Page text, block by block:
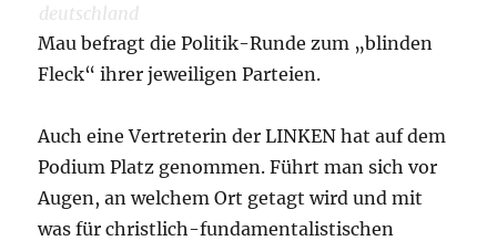
deutschland
Mau befragt die Politik-Runde zum „blinden
Fleck“ ihrer jeweiligen Parteien.
Auch eine Vertreterin der LINKEN hat auf dem
Podium Platz genommen. Führt man sich vor
Augen, an welchem Ort getagt wird und mit
was für christlich-fundamentalistischen